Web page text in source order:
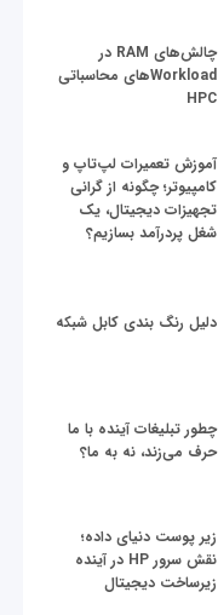
چالش‌های RAM در
Workloadهای محاسباتی
HPC
آموزش تعمیرات لپ‌تاپ و
کامپیوتر؛ چگونه از گرانی
تجهیزات دیجیتال، یک
شغل پردرآمد بسازیم؟
دلیل رنگ بندی کابل شبکه
چطور تبلیغات آینده با ما
حرف می‌زند، نه به ما؟
زیر پوست دنیای داده؛
نقش سرور HP در آینده
زیرساخت دیجیتال